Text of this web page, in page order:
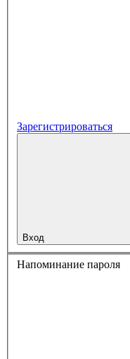
Зарегистрироваться
Вход
Напоминание пароля